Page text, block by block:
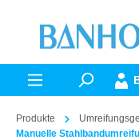
springen
Produkte
Manuelle